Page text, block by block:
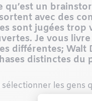
qu’est un
avec des
sont jugées trop
Je vous
différentes; Walt
distinctes du
sélectionner les